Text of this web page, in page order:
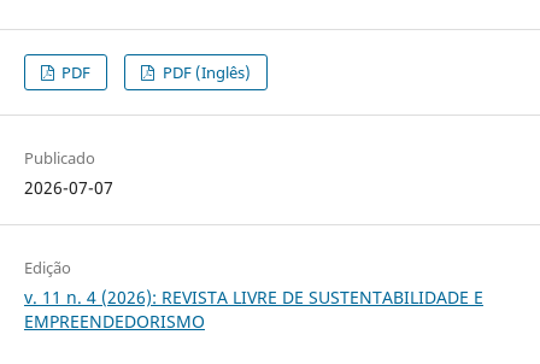
PDF PDF (Inglês)
Publicado
2026-07-07
Edição
v. 11 n. 4 (2026): REVISTA LIVRE DE SUSTENTABILIDADE E
EMPREENDEDORISMO